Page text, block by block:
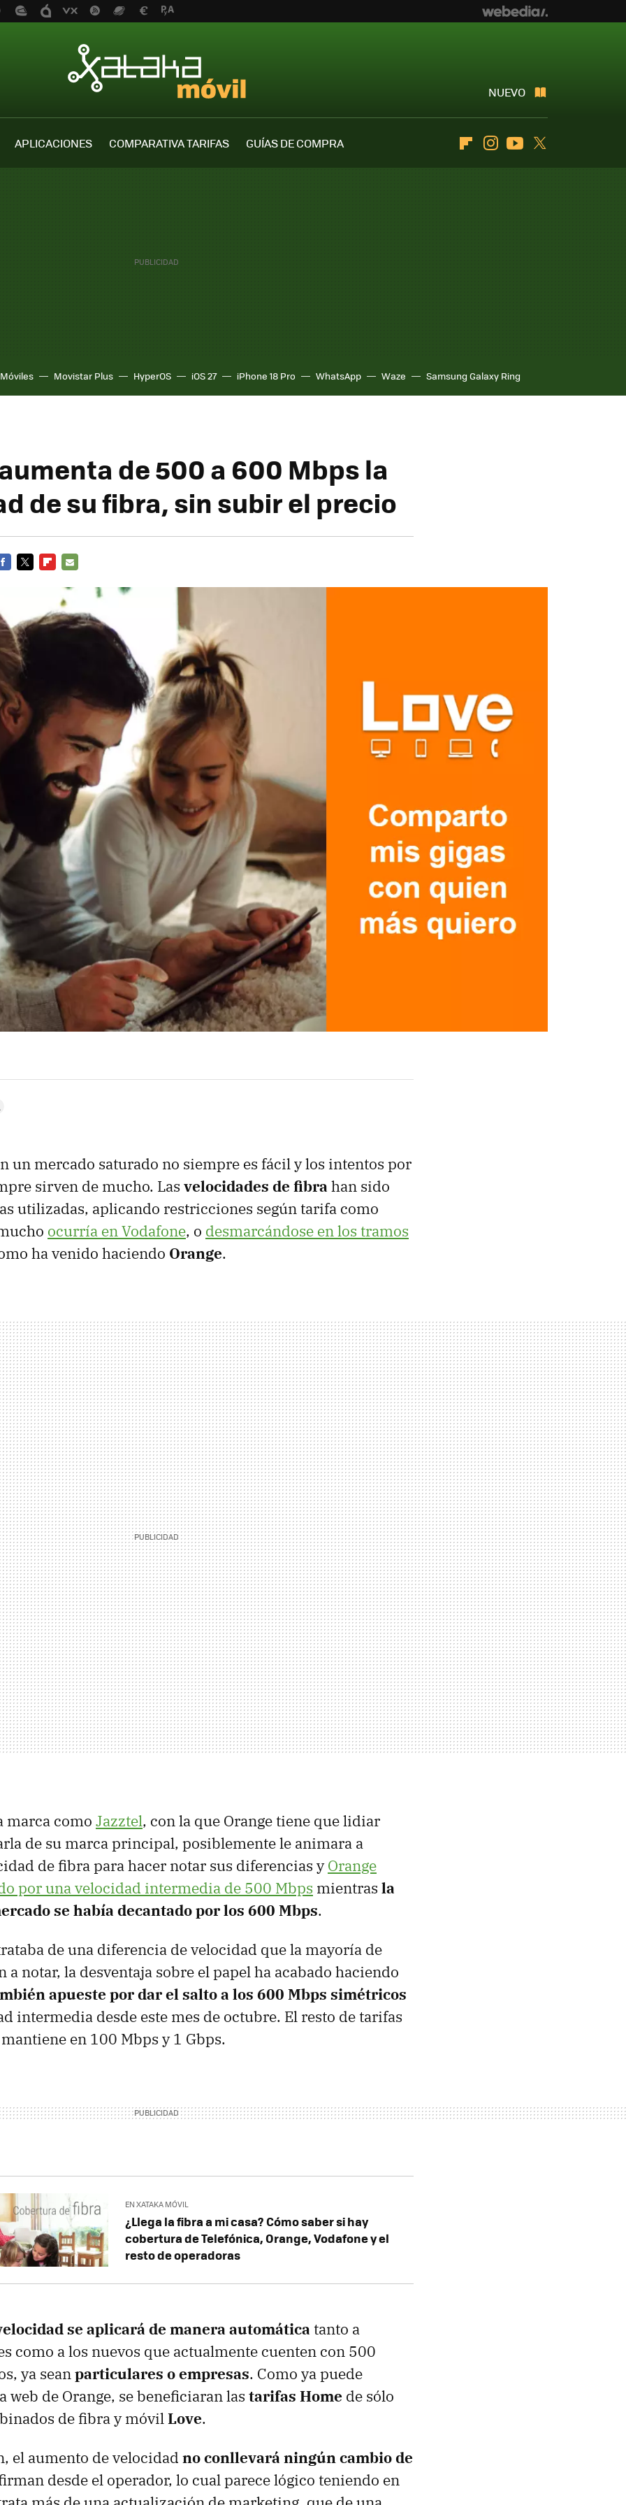
NUEVO
APLICACIONES COMPARATIVA TARIFAS
GUÍAS DE COMPRA
FlipboardInstagramYoutube
Móviles Movistar Plus HyperOS iOS 27 iPhone 18 Pro WhatsApp Waze Samsung Galaxy Ring
de 500 a 600 Mbps la
de su fibra, sin subir el precio
MAIL
un mercado saturado no siempre es fácil y los intentos por
sirven de mucho. Las velocidades de fibra han sido
utilizadas, aplicando restricciones según tarifa como
ocurría en Vodafone, o desmarcándose en los tramos
ha venido haciendo Orange.
marca como Jazztel, con la que Orange tiene que lidiar
de su marca principal, posiblemente le animara a
de fibra para hacer notar sus diferencias yOrange
por una velocidad intermedia de 500 Mbps mientras la
se había decantado por los 600 Mbps.
de una diferencia de velocidad que la mayoría de
a notar, la desventaja sobre el papel ha acabado haciendo
apueste por dar el salto a los 600 Mbps simétricos
intermedia desde este mes de octubre. El resto de tarifas
en 100 Mbps y 1 Gbps.
EN XATAKA MÓVIL
¿Llega la fibra a mi casa? Cómo saber si hay
cobertura de Telefónica, Orange, Vodafone y el
resto de operadoras
se aplicará de manera automática tanto a
como a los nuevos que actualmente cuenten con 500
ya seanparticulares o empresas. Como ya puede
web de Orange, se beneficiaran las tarifas Home de sólo
de fibra y móvilLove.
el aumento de velocidad no conllevará ningún cambio de
desde el operador, lo cual parece lógico teniendo en